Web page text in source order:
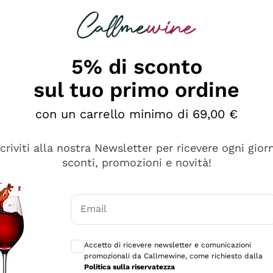
diversi e con un ampio range di prezzo. Le
5% di sconto
sul tuo primo ordine
con un carrello minimo di 69,00 €
alla nostra Newsletter per ricevere ogni
sconti, promozioni e novità!
Email
Accetto di ricevere newsletter e comunicazioni
promozionali da Callmewine, come richiesto dalla
Politica sulla riservatezza